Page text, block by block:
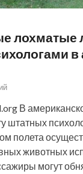
лохматые
В
штатных
полета
животных
могут